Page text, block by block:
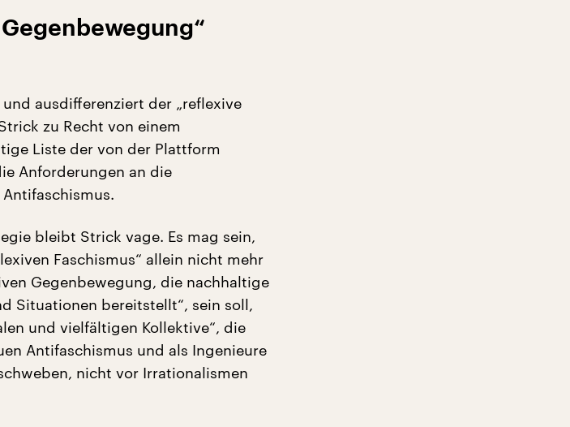
ausdifferenziert der „reflexive
zu Recht von einem
Liste der von der Plattform
Anforderungen an die
bleibt Strick vage. Es mag sein,
Faschismus“ allein nicht mehr
Gegenbewegung, die nachhaltige
Situationen bereitstellt“, sein soll,
und vielfältigen Kollektive“, die
Antifaschismus und als Ingenieure
nicht vor Irrationalismen